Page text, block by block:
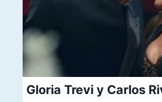
Gloria Trevi y Carlos